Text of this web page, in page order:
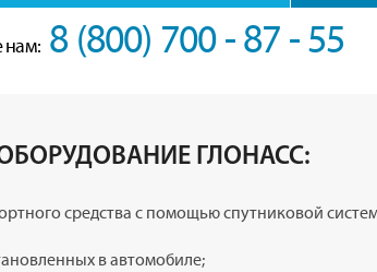
нам: 8 (800) 700 - 87 - 55
ГЛОНАСС:
средства с помощью спутниковой
в автомобиле;